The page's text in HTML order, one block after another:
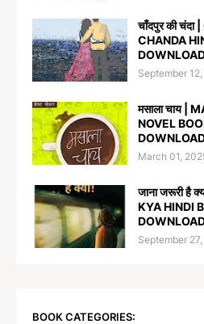
चाँदपुर की
CHANDA
September
मसाला चाय |
NOVEL
March 01,
जाना जरूरी है
KYA HINDI
September
BOOK CATEGORIES: